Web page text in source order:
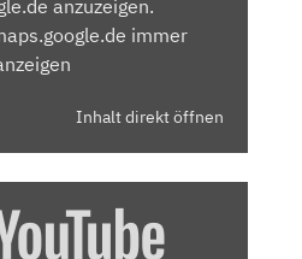
anzuzeigen.
immer
Inhalt direkt öffnen